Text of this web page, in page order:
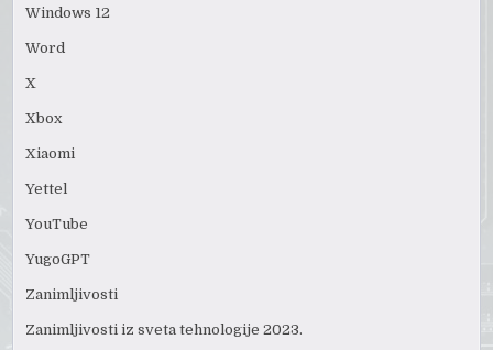
Windows 12
Word
X
Xbox
Xiaomi
Yettel
YouTube
YugoGPT
Zanimljivosti
Zanimljivosti iz sveta tehnologije 2023.